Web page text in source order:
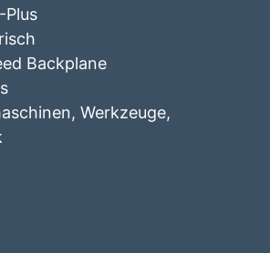
Plus
Backplane
Werkzeuge,